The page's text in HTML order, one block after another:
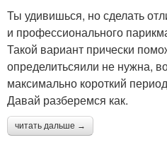
Ты удивишься, но сделать
и профессионального
Такой вариант прически
определитьсяили не нужна,
максимально короткий
Давай разберемся как.
читать дальше →